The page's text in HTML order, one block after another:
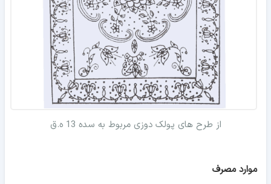
از طرح های پولک دوزی مربوط به سده 13 ه.ق
موارد مصرف